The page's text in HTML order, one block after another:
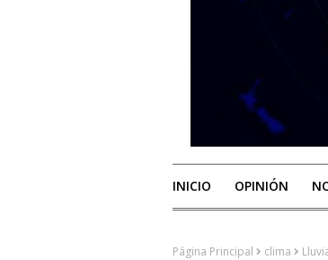
INICIO OPINIÓN
Página Principal clima